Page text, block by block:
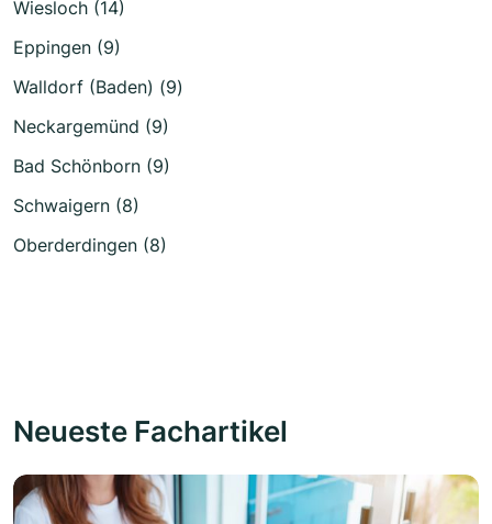
Wiesloch (14)
Eppingen (9)
Walldorf (Baden) (9)
Neckargemünd (9)
Bad Schönborn (9)
Schwaigern (8)
Oberderdingen (8)
Neueste Fachartikel